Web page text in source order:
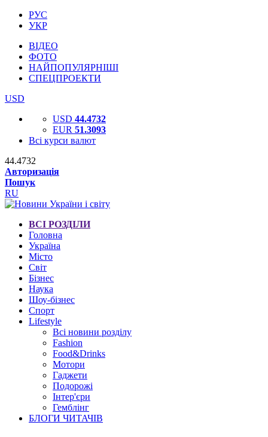
РУС
УКР
ВІДЕО
ФОТО
НАЙПОПУЛЯРНІШІ
СПЕЦПРОЕКТИ
USD
USD 44.4732
EUR 51.3093
Всі курси валют
44.4732
Авторизація
Пошук
RU
ВСІ РОЗДІЛИ
Головна
Україна
Місто
Світ
Бізнес
Наука
Шоу-бізнес
Спорт
Lifestyle
Всі новини розділу
Fashion
Food&Drinks
Мотори
Гаджети
Подорожі
Інтер'єри
Гемблінг
БЛОГИ ЧИТАЧІВ